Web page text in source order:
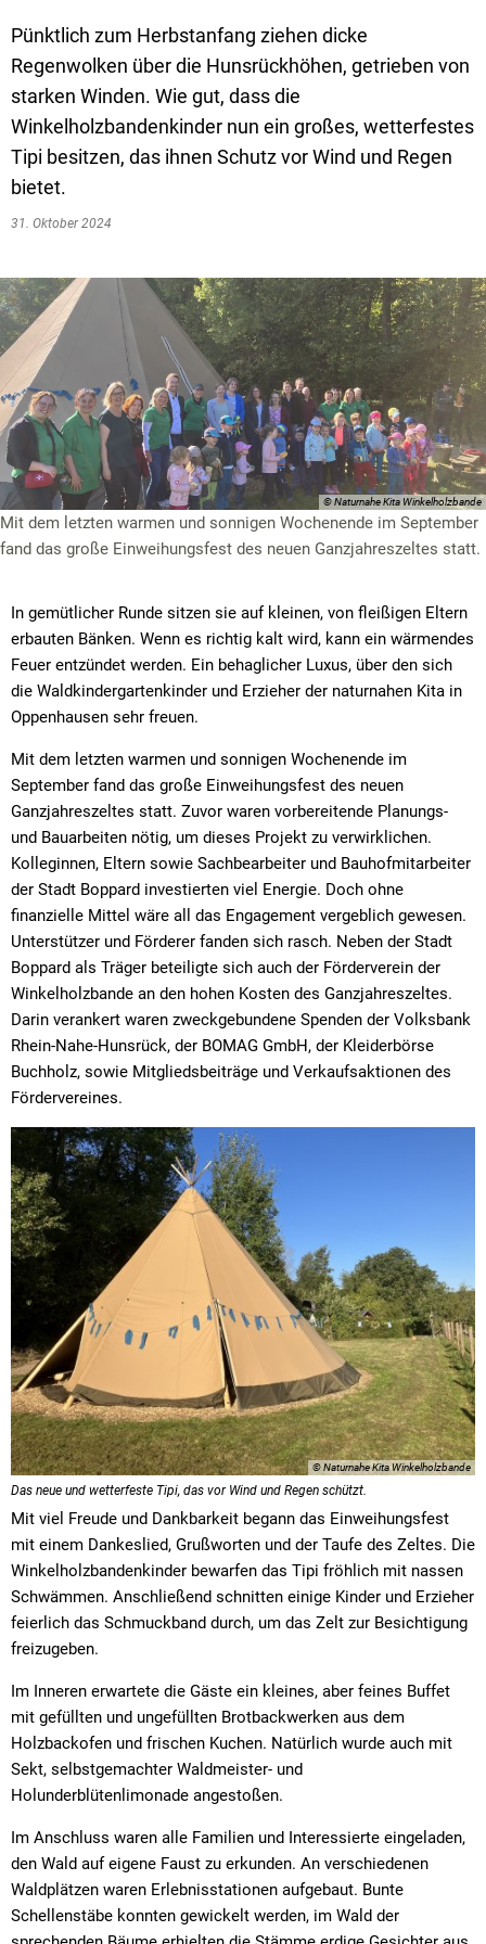
Livestream Sitzungen auf Youtube
Wahlergebnisse
Baugrundstücke
Straßenausbaupläne
Wiederkehrende Straßenausbaubeiträge
Gewerbe-Anmeldung/Ummeldung/
Gewerberegisterauskunft
Haushaltsplan
Satzungen und Richtlinien
Schutzhütten
Vereine und
Pünktlich zum Herbstanfang ziehen dicke
Regenwolken über die Hunsrückhöhen, getrieben von
starken Winden. Wie gut, dass die
Winkelholzbandenkinder nun ein großes, wetterfestes
Tipi besitzen, das ihnen Schutz vor Wind und Regen
bietet.
31. Oktober 2024
© Naturnahe Kita Winkelholzbande
Mit dem letzten warmen und sonnigen Wochenende im September
fand das große Einweihungsfest des neuen Ganzjahreszeltes statt.
In gemütlicher Runde sitzen sie auf kleinen, von fleißigen Eltern
erbauten Bänken. Wenn es richtig kalt wird, kann ein wärmendes
Feuer entzündet werden. Ein behaglicher Luxus, über den sich
die Waldkindergartenkinder und Erzieher der naturnahen Kita in
Oppenhausen sehr freuen.
Mit dem letzten warmen und sonnigen Wochenende im
September fand das große Einweihungsfest des neuen
Ganzjahreszeltes statt. Zuvor waren vorbereitende Planungs-
und Bauarbeiten nötig, um dieses Projekt zu verwirklichen.
Kolleginnen, Eltern sowie Sachbearbeiter und Bauhofmitarbeiter
der Stadt Boppard investierten viel Energie. Doch ohne
finanzielle Mittel wäre all das Engagement vergeblich gewesen.
Unterstützer und Förderer fanden sich rasch. Neben der Stadt
Boppard als Träger beteiligte sich auch der Förderverein der
Winkelholzbande an den hohen Kosten des Ganzjahreszeltes.
Darin verankert waren zweckgebundene Spenden der Volksbank
Rhein-Nahe-Hunsrück, der BOMAG GmbH, der Kleiderbörse
Buchholz, sowie Mitgliedsbeiträge und Verkaufsaktionen des
Fördervereines.
© Naturnahe Kita Winkelholzbande
Das neue und wetterfeste Tipi, das vor Wind und Regen schützt.
Mit viel Freude und Dankbarkeit begann das Einweihungsfest
mit einem Dankeslied, Grußworten und der Taufe des Zeltes. Die
Winkelholzbandenkinder bewarfen das Tipi fröhlich mit nassen
Schwämmen. Anschließend schnitten einige Kinder und Erzieher
feierlich das Schmuckband durch, um das Zelt zur Besichtigung
freizugeben.
Im Inneren erwartete die Gäste ein kleines, aber feines Buffet
mit gefüllten und ungefüllten Brotbackwerken aus dem
Holzbackofen und frischen Kuchen. Natürlich wurde auch mit
Sekt, selbstgemachter Waldmeister- und
Holunderblütenlimonade angestoßen.
Im Anschluss waren alle Familien und Interessierte eingeladen,
den Wald auf eigene Faust zu erkunden. An verschiedenen
Waldplätzen waren Erlebnisstationen aufgebaut. Bunte
Schellenstäbe konnten gewickelt werden, im Wald der